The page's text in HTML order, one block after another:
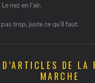
nez en l'air.
pas trop, juste ce qu'il faut.
DE LA
MARCHE